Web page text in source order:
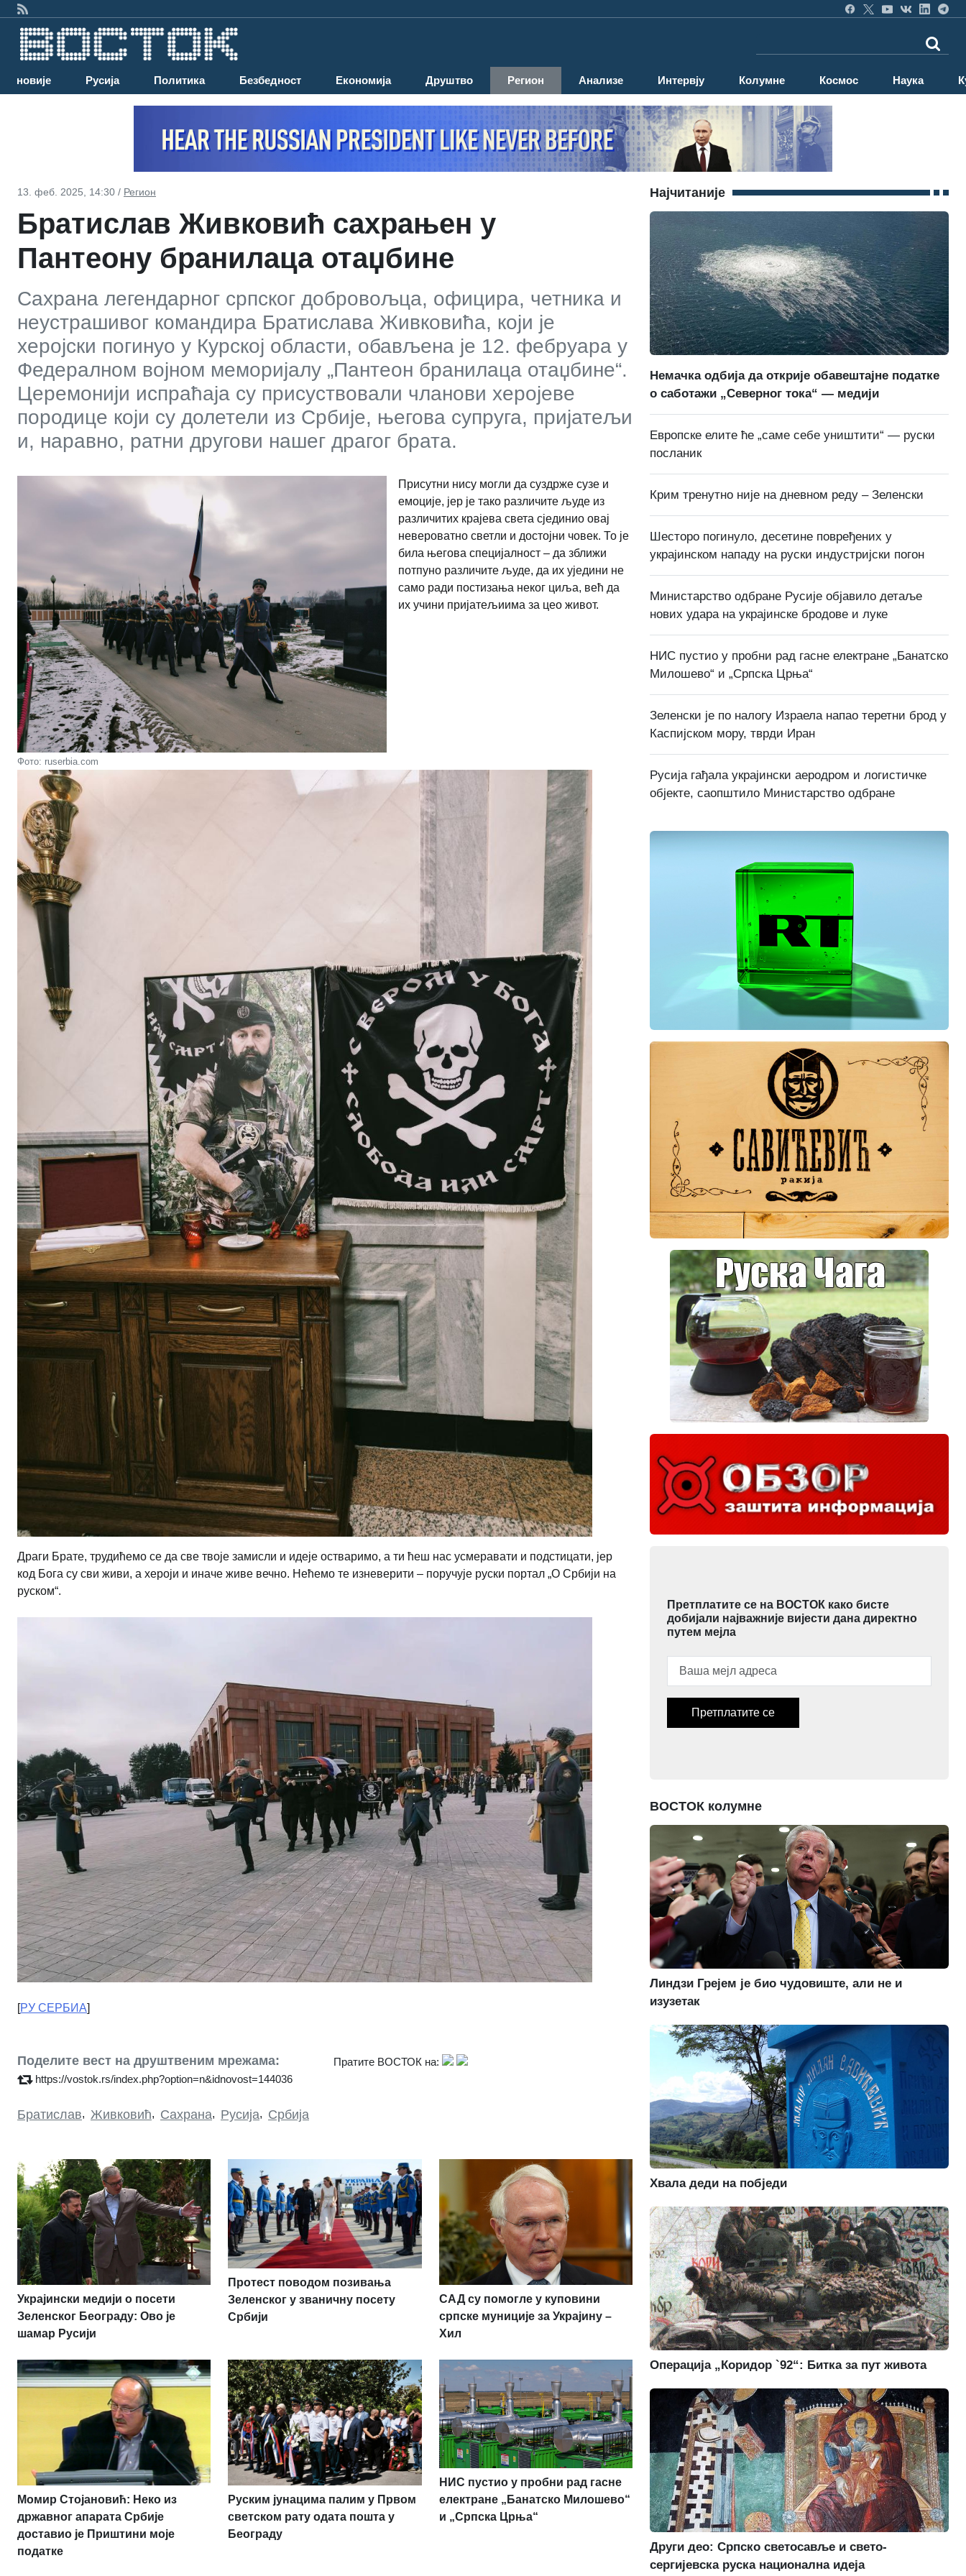
Најновије Русија Политика Безбедност Економија Друштво Регион Анализе Интервју Колумне Космос Наука
13. феб. 2025, 14:30 / Регион
Братислав Живковић сахрањен у
Пантеону бранилаца отаџбине
Сахрана легендарног српског добровољца, официра, четника и
неустрашивог командира Братислава Живковића, који је
херојски погинуо у Курској области, обављена је 12. фебруара у
Федералном војном меморијалу „Пантеон бранилаца отаџбине“.
Церемонији испраћаја су присуствовали чланови херојеве
породице који су долетели из Србије, његова супруга, пријатељи
и, наравно, ратни другови нашег драгог брата.
Фото: ruserbia.com
Присутни нису могли да суздрже сузе и
емоције, јер је тако различите људе из
различитих крајева света сјединио овај
невероватно светли и достојни човек. То је
била његова специјалност – да зближи
потпуно различите људе, да их уједини не
само ради постизања неког циља, већ да
их учини пријатељиима за цео живот.
Драги Брате, трудићемо се да све твоје замисли и идеје остваримо, а ти ћеш нас усмеравати и подстицати, јер
код Бога су сви живи, а хероји и иначе живе вечно. Нећемо те изневерити – поручује руски портал „О Србији на
руском“.
[РУ СЕРБИА]
Поделите вест на друштвеним мрежама:
https://vostok.rs/index.php?option=n&idnovost=144036
Пратите ВОСТОК на:
Братислав, Живковић, Сахрана, Русија, Србија
Украјински медији о посети
Зеленског Београду: Ово је
шамар Русији
Протест поводом позивања
Зеленског у званичну посету
Србији
САД су помогле у куповини
српске муниције за Украјину –
Хил
Момир Стојановић: Неко из
државног апарата Србије
доставио је Приштини моје
податке
Руским јунацима палим у Првом
светском рату одата пошта у
Београду
НИС пустио у пробни рад гасне
електране „Банатско Милошево“
и „Српска Црња“
Најчитаније
Немачка одбија да открије обавештајне податке
о саботажи „Северног тока“ — медији
Европске елите ће „саме себе уништити“ — руски
посланик
Крим тренутно није на дневном реду – Зеленски
Шесторо погинуло, десетине повређених у
украјинском нападу на руски индустријски погон
Министарство одбране Русије објавило детаље
нових удара на украјинске бродове и луке
НИС пустио у пробни рад гасне електране „Банатско
Милошево“ и „Српска Црња“
Зеленски је по налогу Израела напао теретни брод у
Каспијском мору, тврди Иран
Русија гађала украјински аеродром и логистичке
објекте, саопштило Министарство одбране
Претплатите се на ВОСТОК како бисте
добијали најважније вијести дана директно
путем мејла
Претплатите се
ВОСТОК колумне
Линдзи Грејем је био чудовиште, али не и
изузетак
Хвала деди на побједи
Операција „Коридор `92“: Битка за пут живота
Други део: Српско светосавље и свето-
сергијевска руска национална идеја